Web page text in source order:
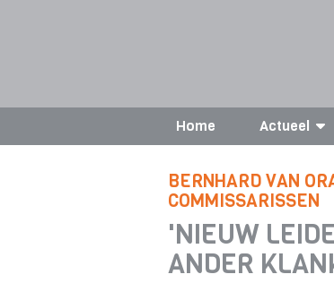
Home Actueel
BERNHARD VAN
COMMISSARISSEN
'NIEUW
ANDER